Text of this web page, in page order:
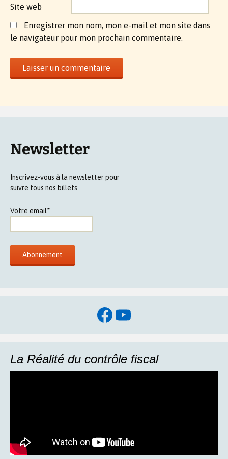
Site web
Enregistrer mon nom, mon e-mail et mon site dans
le navigateur pour mon prochain commentaire.
Newsletter
Inscrivez-vous à la newsletter pour
suivre tous nos billets.
Votre email*
Facebook
YouTube
La Réalité du contrôle fiscal